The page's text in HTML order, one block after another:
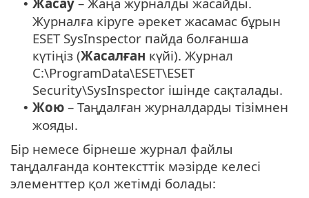
•
Журналға кіруге әрекет жасамас бұрын
ESET SysInspector пайда болғанша
күтіңіз (Жасалған күйі). Журнал
C:\ProgramData\ESET\ESET
Security\SysInspector ішінде сақталады.
• Жою – Таңдалған журналдарды тізімнен
жояды.
Бір немесе бірнеше журнал файлы
таңдалғанда контексттік мәзірде келесі
элементтер қол жетімді болады: